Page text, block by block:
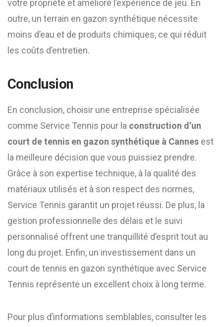
votre propriété et améliore l’expérience de jeu. En
outre, un terrain en gazon synthétique nécessite
moins d’eau et de produits chimiques, ce qui réduit
les coûts d’entretien.
Conclusion
En conclusion, choisir une entreprise spécialisée
comme Service Tennis pour la construction d’un
court de tennis en gazon synthétique à Cannes est
la meilleure décision que vous puissiez prendre.
Grâce à son expertise technique, à la qualité des
matériaux utilisés et à son respect des normes,
Service Tennis garantit un projet réussi. De plus, la
gestion professionnelle des délais et le suivi
personnalisé offrent une tranquillité d’esprit tout au
long du projet. Enfin, un investissement dans un
court de tennis en gazon synthétique avec Service
Tennis représente un excellent choix à long terme.
Pour plus d’informations semblables, consulter les